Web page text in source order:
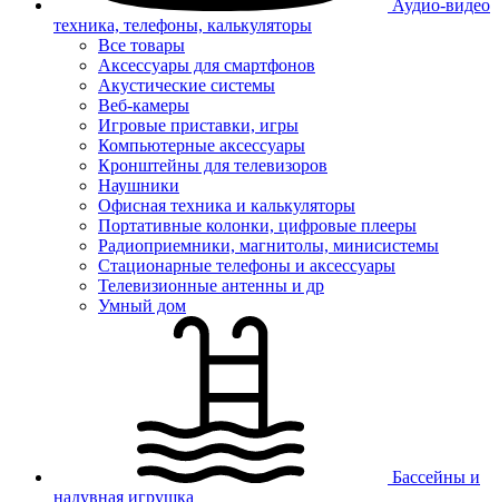
Аудио-видео
техника, телефоны, калькуляторы
Все товары
Аксессуары для смартфонов
Акустические системы
Веб-камеры
Игровые приставки, игры
Компьютерные аксессуары
Кронштейны для телевизоров
Наушники
Офисная техника и калькуляторы
Портативные колонки, цифровые плееры
Радиоприемники, магнитолы, минисистемы
Стационарные телефоны и аксессуары
Телевизионные антенны и др
Умный дом
Бассейны и
надувная игрушка